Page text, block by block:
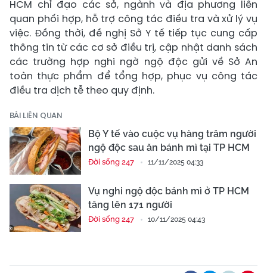
HCM chỉ đạo các sở, ngành và địa phương liên
quan phối hợp, hỗ trợ công tác điều tra và xử lý vụ
việc. Đồng thời, đề nghị Sở Y tế tiếp tục cung cấp
thông tin từ các cơ sở điều trị, cập nhật danh sách
các trường hợp nghi ngờ ngộ độc gửi về Sở An
toàn thực phẩm để tổng hợp, phục vụ công tác
điều tra dịch tễ theo quy định.
BÀI LIÊN QUAN
Bộ Y tế vào cuộc vụ hàng trăm người
ngộ độc sau ăn bánh mì tại TP HCM
Đời sống 247 11/11/2025 04:33
Vụ nghi ngộ độc bánh mì ở TP HCM
tăng lên 171 người
Đời sống 247 10/11/2025 04:43